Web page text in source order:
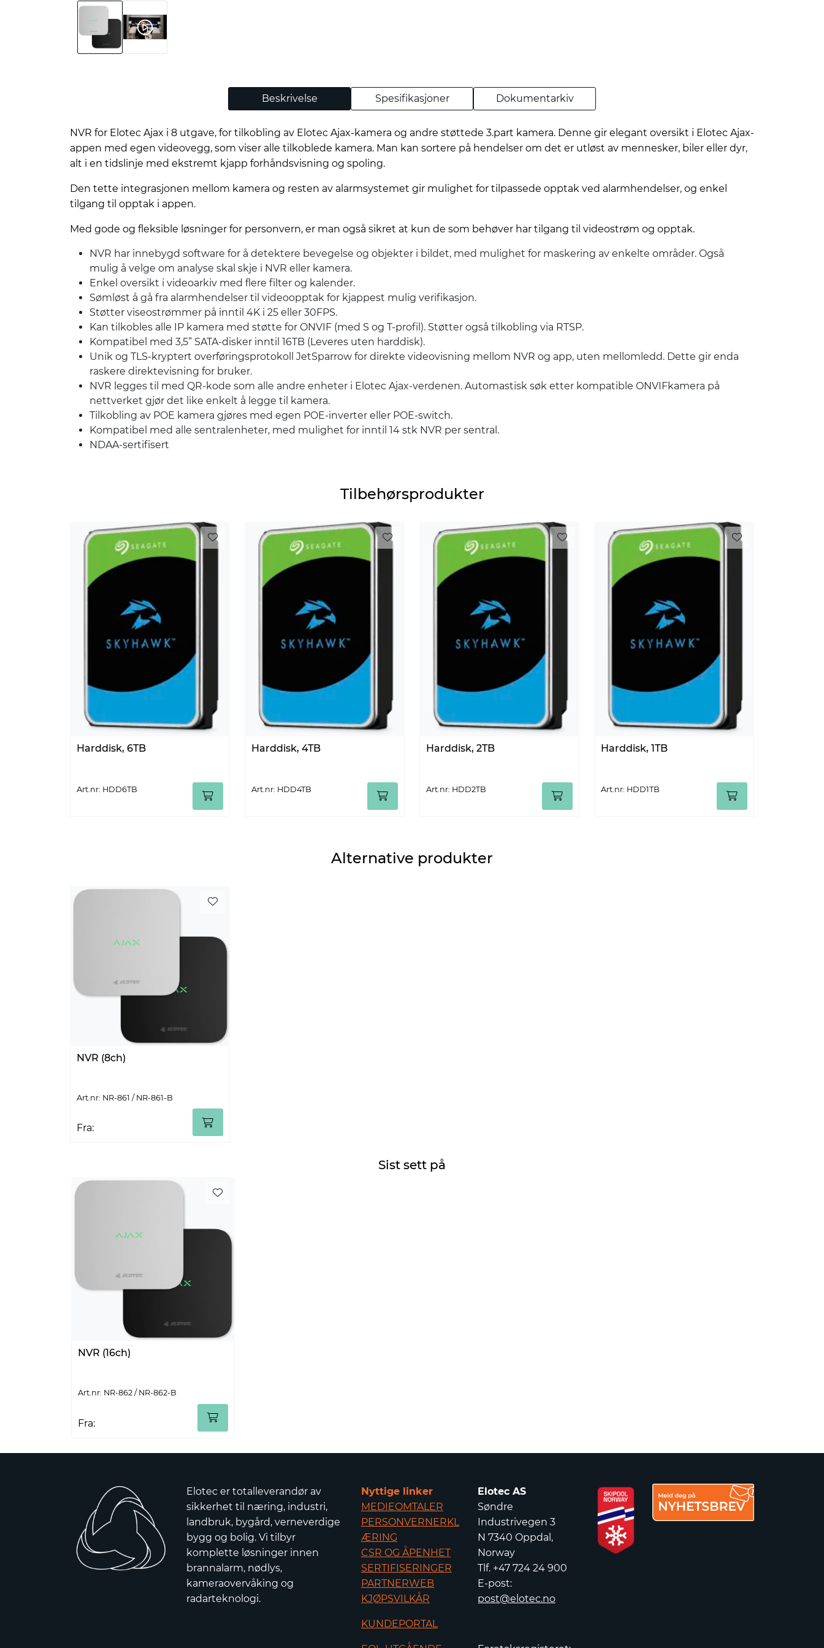
Beskrivelse Spesifikasjoner Dokumentarkiv
NVR for Elotec Ajax i 8 utgave, for tilkobling av Elotec Ajax-kamera og andre støttede 3.part kamera. Denne gir elegant oversikt i Elotec Ajax-
appen med egen videovegg, som viser alle tilkoblede kamera. Man kan sortere på hendelser om det er utløst av mennesker, biler eller dyr,
alt i en tidslinje med ekstremt kjapp forhåndsvisning og spoling.
Den tette integrasjonen mellom kamera og resten av alarmsystemet gir mulighet for tilpassede opptak ved alarmhendelser, og enkel
tilgang til opptak i appen.
Med gode og fleksible løsninger for personvern, er man også sikret at kun de som behøver har tilgang til videostrøm og opptak.
NVR har innebygd software for å detektere bevegelse og objekter i bildet, med mulighet for maskering av enkelte områder. Også
mulig å velge om analyse skal skje i NVR eller kamera.
Enkel oversikt i videoarkiv med flere filter og kalender.
Sømløst å gå fra alarmhendelser til videoopptak for kjappest mulig verifikasjon.
Støtter viseostrømmer på inntil 4K i 25 eller 30FPS.
Kan tilkobles alle IP kamera med støtte for ONVIF (med S og T-profil). Støtter også tilkobling via RTSP.
Kompatibel med 3,5” SATA-disker inntil 16TB (Leveres uten harddisk).
Unik og TLS-kryptert overføringsprotokoll JetSparrow for direkte videovisning mellom NVR og app, uten mellomledd. Dette gir enda
raskere direktevisning for bruker.
NVR legges til med QR-kode som alle andre enheter i Elotec Ajax-verdenen. Automastisk søk etter kompatible ONVIFkamera på
nettverket gjør det like enkelt å legge til kamera.
Tilkobling av POE kamera gjøres med egen POE-inverter eller POE-switch.
Kompatibel med alle sentralenheter, med mulighet for inntil 14 stk NVR per sentral.
NDAA-sertifisert
Tilbehørsprodukter
Harddisk, 6TB
Art.nr: HDD6TB
Harddisk, 4TB
Art.nr: HDD4TB
Harddisk, 2TB
Art.nr: HDD2TB
Harddisk, 1TB
Art.nr: HDD1TB
Alternative produkter
NVR (8ch)
Art.nr: NR-861 / NR-861-B
Fra:
Sist sett på
NVR (16ch)
Art.nr: NR-862 / NR-862-B
Fra:
Elotec er totalleverandør av
sikkerhet til næring, industri,
landbruk, bygård, verneverdige
bygg og bolig. Vi tilbyr
komplette løsninger innen
brannalarm, nødlys,
kameraovervåking og
radarteknologi.
Nyttige linker
MEDIEOMTALER
PERSONVERNERKL
ÆRING
CSR OG ÅPENHET
SERTIFISERINGER
PARTNERWEB
KJØPSVILKÅR
KUNDEPORTAL
Elotec AS
Søndre
Industrivegen 3
N 7340 Oppdal,
Norway
Tlf. +47 724 24 900
E-post:
post@elotec.no